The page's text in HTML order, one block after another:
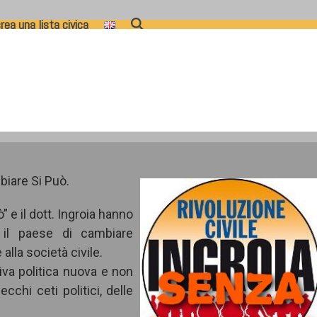
una lista civica
Si Può.
e il dott. Ingroia hanno
paese di cambiare
alla società civile.
politica nuova e non
ceti politici, delle